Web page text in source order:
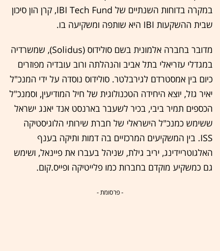
במקרה בדוחות השנתיים של IBI Tech Fund, קרן הון סיכון
שבית ההשקעות IBI היא שותפה ומשקיעה בו.
מדובר בחברה אלמונית בשם סולידוס (Solidus), שמשרדיה
במגדלי עזריאלי בתל אביב והנהלתה ורוב עובדיה מפוזרים
כיום בין אמסטרדם לגירבלטר. סולידוס נוסדה על ידי המנכ"ל
יאיר גזל, יוצא היחידה הטכנולוגית של חיל המודיעין, וסמנכ"ל
הכספים תמיר ביבי, בכיר לשעבר בארנסט אנד יאנג ישראל
ששימש כמנכ"ל הישראלי של חברת שירותי הלוגיסטיקה
ISS. בין המשקיעים המרכזיים בה דמות ותיקה בענף
האלגוטריידינג, יריב גילת, שניהל בעברו את פיינאל, ושימש
גם כמשקיע מוקדם בחברות כמו פלייטיקה ופייס.קום.
- פרסומת -